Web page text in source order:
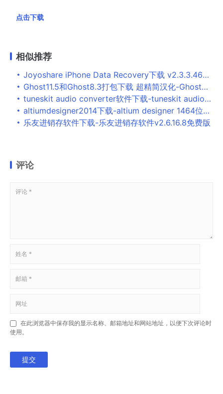
点击下载
相似推荐
Joyoshare iPhone Data Recovery下载 v2.3.3.46官方版-iPhone数据恢复软件
Ghost11.5和Ghost8.3打包下载 超精简汉化-Ghost最经典的两个版本
tuneskit audio converter软件下载-tuneskit audio converter音频转换器v3.1.0.45 最新版
altiumdesigner2014下载-altium designer 1464位官方版
乐友进销存软件下载-乐友进销存软件v2.6.16.8免费版
评论
在此浏览器中保存我的显示名称、邮箱地址和网站地址，以便下次评论时
使用。
提交